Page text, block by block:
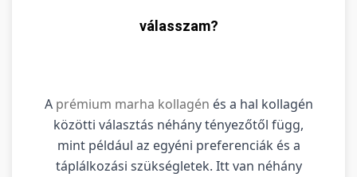
válasszam?
A prémium marha kollagén és a hal kollagén
közötti választás néhány tényezőtől függ,
mint például az egyéni preferenciák és a
táplálkozási szükségletek. Itt van néhány